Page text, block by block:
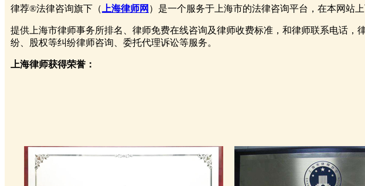
律荐®法律咨询旗下（ 上海律师网 ）是一个服务于上海市的法律咨询平台，在本网站
提供上海市律师事务所排名、律师免费在线咨询及律师收费标准，和律师联系电话
纷、股权等纠纷律师咨询、委托代理诉讼等服务。
上海律师获得荣誉：